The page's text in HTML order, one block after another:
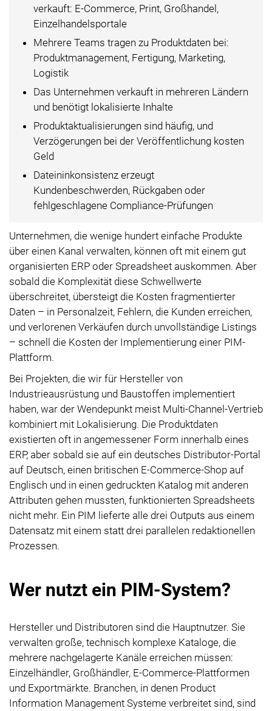
verkauft: E-Commerce, Print, Großhandel,
Einzelhandelsportale
Mehrere Teams tragen zu Produktdaten bei:
Produktmanagement, Fertigung, Marketing,
Logistik
Das Unternehmen verkauft in mehreren Ländern
und benötigt lokalisierte Inhalte
Produktaktualisierungen sind häufig, und
Verzögerungen bei der Veröffentlichung kosten
Geld
Dateininkonsistenz erzeugt
Kundenbeschwerden, Rückgaben oder
fehlgeschlagene Compliance-Prüfungen
Unternehmen, die wenige hundert einfache Produkte
über einen Kanal verwalten, können oft mit einem gut
organisierten ERP oder Spreadsheet auskommen. Aber
sobald die Komplexität diese Schwellwerte
überschreitet, übersteigt die Kosten fragmentierter
Daten – in Personalzeit, Fehlern, die Kunden erreichen,
und verlorenen Verkäufen durch unvollständige Listings
– schnell die Kosten der Implementierung einer PIM-
Plattform.
Bei Projekten, die wir für Hersteller von
Industrieausrüstung und Baustoffen implementiert
haben, war der Wendepunkt meist Multi-Channel-Vertrieb
kombiniert mit Lokalisierung. Die Produktdaten
existierten oft in angemessener Form innerhalb eines
ERP, aber sobald sie auf ein deutsches Distributor-Portal
auf Deutsch, einen britischen E-Commerce-Shop auf
Englisch und in einen gedruckten Katalog mit anderen
Attributen gehen mussten, funktionierten Spreadsheets
nicht mehr. Ein PIM lieferte alle drei Outputs aus einem
Datensatz mit einem statt drei parallelen redaktionellen
Prozessen.
Wer nutzt ein PIM-System?
Hersteller und Distributoren sind die Hauptnutzer. Sie
verwalten große, technisch komplexe Kataloge, die
mehrere nachgelagerte Kanäle erreichen müssen:
Einzelhändler, Großhändler, E-Commerce-Plattformen
und Exportmärkte. Branchen, in denen Product
Information Management Systeme verbreitet sind, sind